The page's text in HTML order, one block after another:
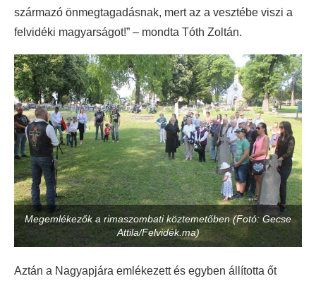
származó önmegtagadásnak, mert az a vesztébe viszi a
felvidéki magyarságot!” – mondta Tóth Zoltán.
Megemlékezők a rimaszombati köztemetőben (Fotó: Gecse
Attila/Felvidék.ma)
Aztán a Nagyapjára emlékezett és egyben állította őt